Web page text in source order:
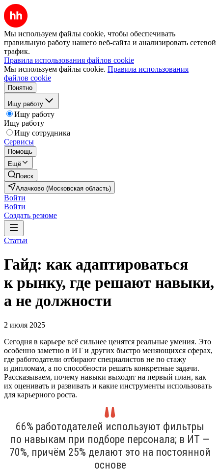
Мы используем файлы cookie, чтобы обеспечивать
правильную работу нашего веб-сайта и анализировать сетевой
трафик.
Правила использования файлов cookie
Мы используем файлы cookie. Правила использования
файлов cookie
Понятно
Ищу работу
Ищу работу
Ищу работу
Ищу сотрудника
Сервисы
Помощь
Ещё
Поиск
Алачково (Московская область)
Войти
Войти
Создать резюме
Статьи
Гайд: как адаптироваться
к рынку, где решают навыки,
а не должности
2 июля 2025
Сегодня в карьере всё сильнее ценятся реальные умения. Это
особенно заметно в ИТ и других быстро меняющихся сферах,
где работодатели отбирают специалистов не по стажу
и дипломам, а по способности решать конкретные задачи.
Рассказываем, почему навыки выходят на первый план, как
их оценивать и развивать и какие инструменты использовать
для карьерного роста.
66% работодателей используют фильтры
по навыкам при подборе персонала; в ИТ —
70%, причём 25% делают это на постоянной
основе